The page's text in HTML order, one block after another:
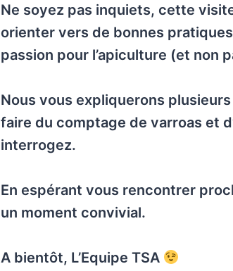
Ne soyez pas inquiets, cette
orienter vers de bonnes
passion pour l’apiculture (et non
Nous vous expliquerons
faire du comptage de varroas et
interrogez.
En espérant vous rencontrer
un moment convivial.
A bientôt, L’Equipe TSA